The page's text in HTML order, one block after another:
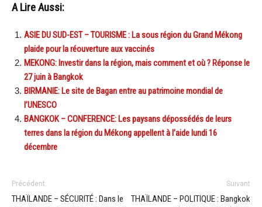
A Lire Aussi:
ASIE DU SUD-EST – TOURISME : La sous région du Grand Mékong
plaide pour la réouverture aux vaccinés
MEKONG: Investir dans la région, mais comment et où ? Réponse le
27 juin à Bangkok
BIRMANIE: Le site de Bagan entre au patrimoine mondial de
l’UNESCO
BANGKOK – CONFERENCE: Les paysans dépossédés de leurs
terres dans la région du Mékong appellent à l’aide lundi 16
décembre
Précédent
THAÏLANDE – SÉCURITÉ : Dans le
Suivant
THAÏLANDE – POLITIQUE : Bangkok